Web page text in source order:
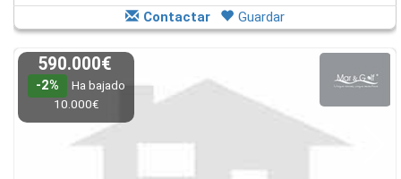
Contactar Guardar
590.000€
-2%
Ha bajado
10.000€